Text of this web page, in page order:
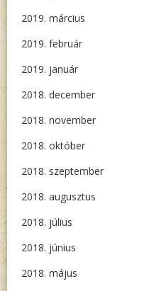
2019. március
2019. február
2019. január
2018. december
2018. november
2018. október
2018. szeptember
2018. augusztus
2018. július
2018. június
2018. május